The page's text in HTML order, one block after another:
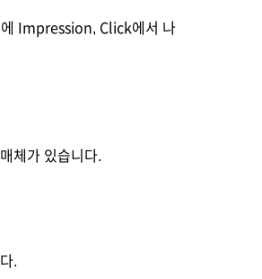
에 Impression, Click에서 나
체가 있습니다.
.